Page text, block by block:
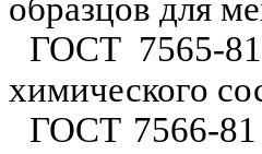
образцов для
ГОСТ 7565-
химического
ГОСТ 7566-81